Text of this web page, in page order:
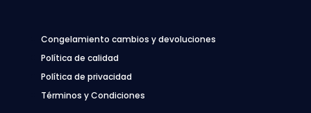
Congelamiento cambios y devoluciones
Política de calidad
Política de privacidad
Términos y Condiciones